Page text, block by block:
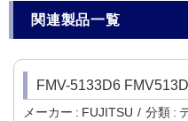
関連製品一覧
FMV-5133D6
メーカー FUJITSU 分類